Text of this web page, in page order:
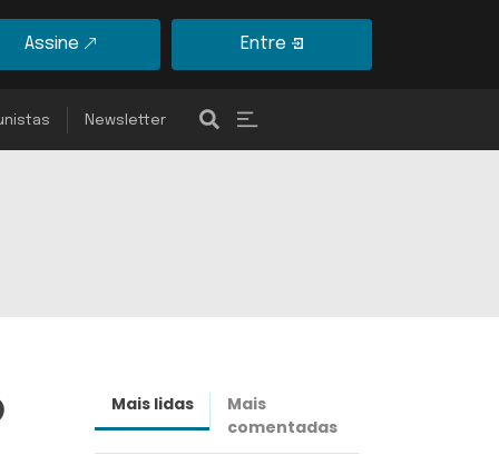
Assine Entre
Newsletter
Mais lidas
Mais
comentadas